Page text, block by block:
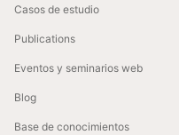
Casos de estudio
Publications
Eventos y seminarios web
Blog
Base de conocimientos